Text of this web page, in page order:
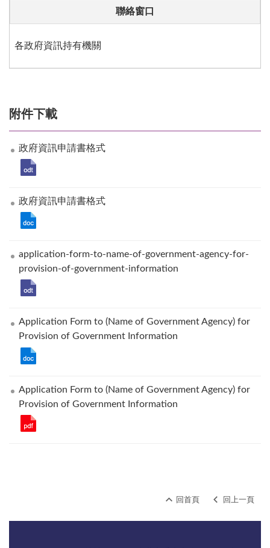
聯絡窗口
各政府資訊持有機關
附件下載
政府資訊申請書格式
政府資訊申請書格式
application-form-to-name-of-government-agency-for-
provision-of-government-information
Application Form to (Name of Government Agency) for
Provision of Government Information
Application Form to (Name of Government Agency) for
Provision of Government Information
回首頁 回上一頁